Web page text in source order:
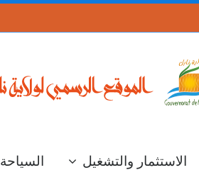
الاستثمار والتشغيل السياحة